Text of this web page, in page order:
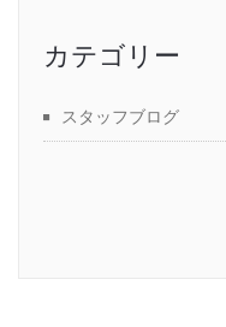
カテゴリー
スタッフブログ